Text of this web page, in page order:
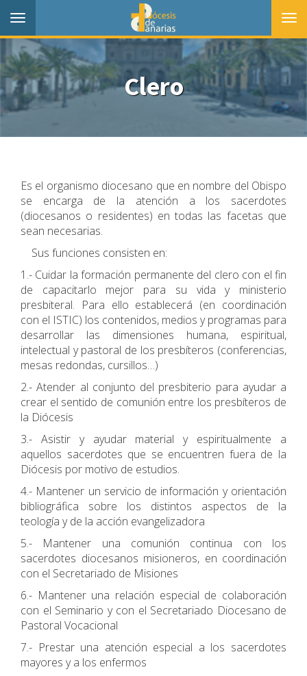
Toggle
navigation
Clero
Es el organismo diocesano que en nombre del Obispo
se encarga de la atención a los sacerdotes
(diocesanos o residentes) en todas las facetas que
sean necesarias.
Sus funciones consisten en:
1.- Cuidar la formación permanente del clero con el fin
de capacitarlo mejor para su vida y ministerio
presbiteral. Para ello establecerá (en coordinación
con el ISTIC) los contenidos, medios y programas para
desarrollar las dimensiones humana, espiritual,
intelectual y pastoral de los presbíteros (conferencias,
mesas redondas, cursillos…)
2.- Atender al conjunto del presbiterio para ayudar a
crear el sentido de comunión entre los presbíteros de
la Diócesis
3.- Asistir y ayudar material y espiritualmente a
aquellos sacerdotes que se encuentren fuera de la
Diócesis por motivo de estudios.
4.- Mantener un servicio de información y orientación
bibliográfica sobre los distintos aspectos de la
teología y de la acción evangelizadora
5.- Mantener una comunión continua con los
sacerdotes diocesanos misioneros, en coordinación
con el Secretariado de Misiones
6.- Mantener una relación especial de colaboración
con el Seminario y con el Secretariado Diocesano de
Pastoral Vocacional
7.- Prestar una atención especial a los sacerdotes
mayores y a los enfermos